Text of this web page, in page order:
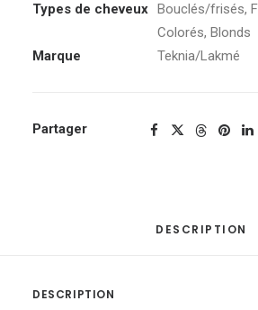
Types de cheveux Bouclés/frisés,
Colorés, Blonds
Marque
Teknia/Lakmé
Partager
DESCRIPTION
DESCRIPTION